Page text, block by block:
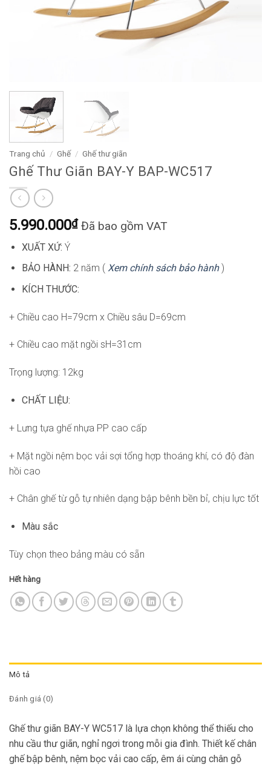
Trang chủ / Ghế / Ghế thư giãn
Ghế Thư Giãn BAY-Y BAP-WC517
5.990.000₫ Đã bao gồm VAT
XUẤT XỨ: Ý
BẢO HÀNH: 2 năm ( Xem chính sách bảo hành)
KÍCH THƯỚC:
+ Chiều cao H=79cm x Chiều sâu D=69cm
+ Chiều cao mặt ngồi sH=31cm
Trọng lượng: 12kg
CHẤT LIỆU:
+ Lưng tựa ghế nhựa PP cao cấp
+ Mặt ngồi nệm bọc vải sợi tổng hợp thoáng khí, có độ đàn
hồi cao
+ Chân ghế từ gỗ tự nhiên dạng bập bênh bền bỉ, chịu lực tốt
Màu sắc
Tùy chọn theo bảng màu có sẵn
Hết hàng
Mô tả
Đánh giá (0)
Ghế thư giãn BAY-Y WC517 là lựa chọn không thể thiếu cho
nhu cầu thư giãn, nghỉ ngơi trong mỗi gia đình. Thiết kế chân
ghế bập bênh, nệm bọc vải cao cấp, êm ái cùng chân gỗ